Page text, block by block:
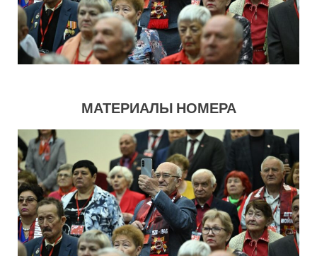
МАТЕРИАЛЫ НОМЕРА